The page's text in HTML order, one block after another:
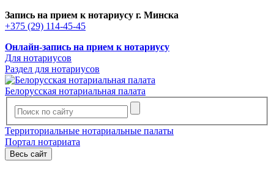
Запись на прием к нотариусу г. Минска
+375 (29) 114-45-45
Онлайн-запись на прием к нотариусу
Для нотариусов
Раздел для нотариусов
Белорусская нотариальная палата
Территориальные нотариальные палаты
Портал нотариата
Весь сайт